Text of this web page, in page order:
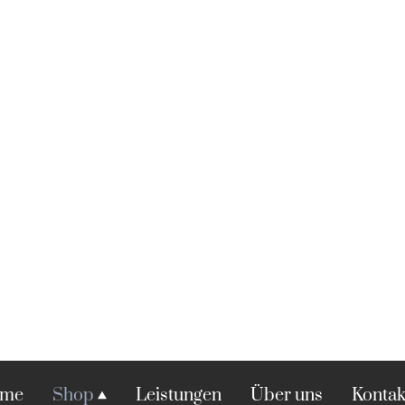
Shop Leistungen Über uns